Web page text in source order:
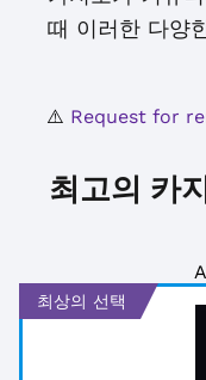
때 이러한 다양
⚠️ Request for
최고의 카
최상의 선택